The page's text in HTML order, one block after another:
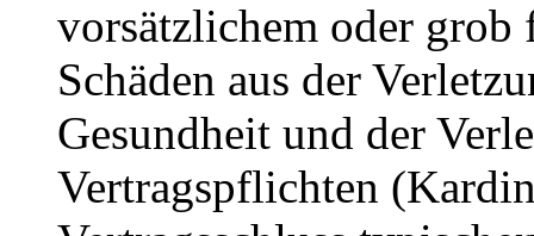
vorsätzlichem oder grob
Schäden aus der
Gesundheit und der
Vertragspflichten